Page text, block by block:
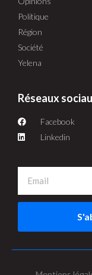
Politique
Région
Société
Yelena
Réseaux
Facebook
Linkedin